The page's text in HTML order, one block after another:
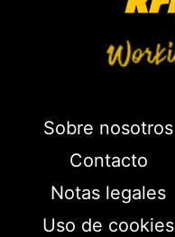
Sobre nosotros
Contacto
Notas legales
Uso de cookies